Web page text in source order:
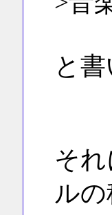
と
そ
ル